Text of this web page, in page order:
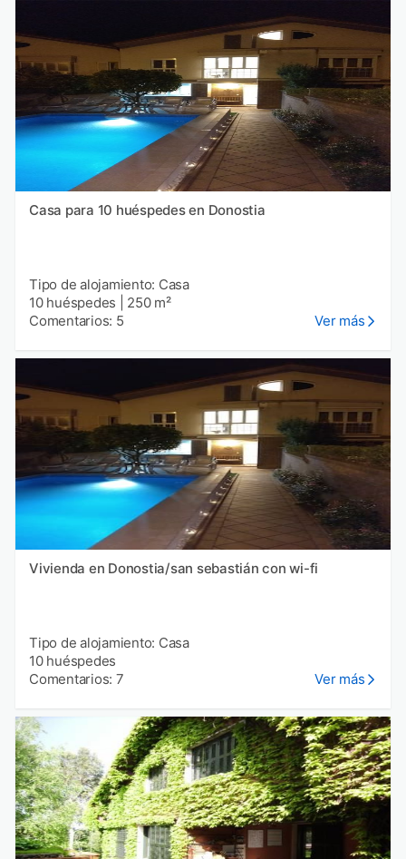
Casa para 10 huéspedes en Donostia
Tipo de alojamiento: Casa
10 huéspedes
250 m²
Comentarios: 5
Ver más
Vivienda en Donostia/san sebastián con wi-fi
Tipo de alojamiento: Casa
10 huéspedes
Comentarios: 7
Ver más